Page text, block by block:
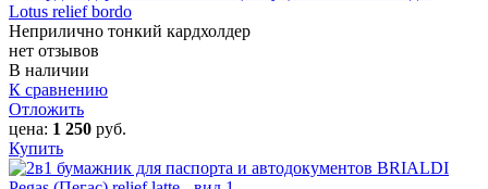
Lotus relief bordo
Неприлично тонкий кардхолдер
нет отзывов
В наличии
К сравнению
Отложить
цена: 1 250 руб.
Купить